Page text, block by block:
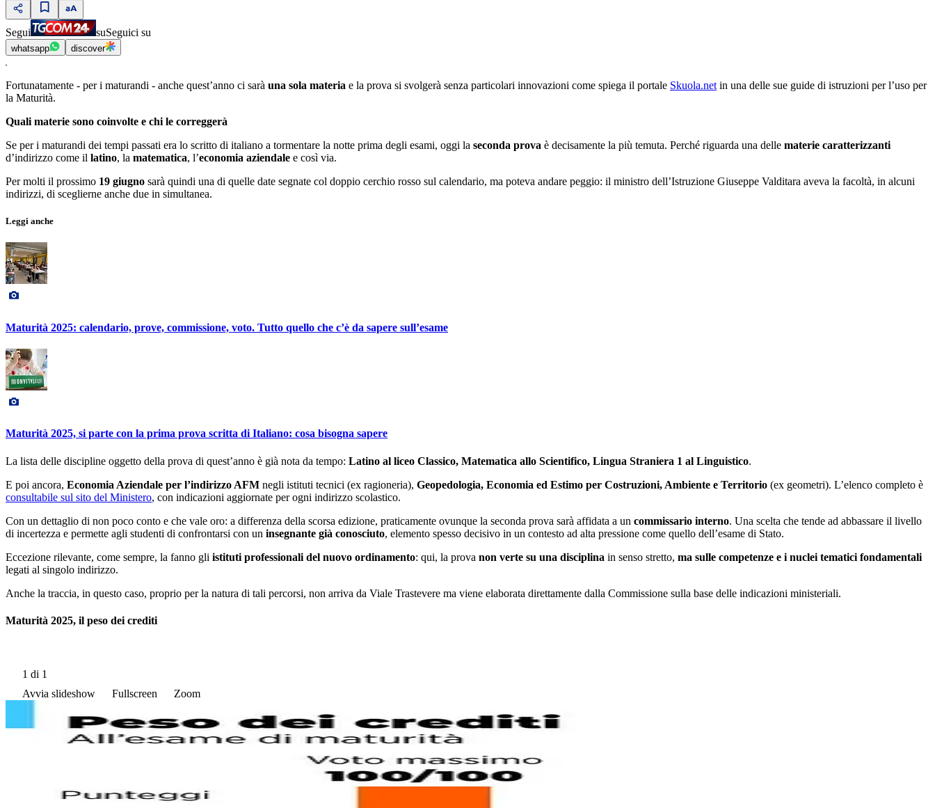
Segui suSeguici su
whatsapp discover
Fortunatamente - per i maturandi - anche quest’anno ci sarà una sola materia e la prova si svolgerà senza particolari innovazioni come spiega il portale Skuola.net in una delle sue guide di istruzioni per l’uso per
la Maturità.
Quali materie sono coinvolte e chi le correggerà
Se per i maturandi dei tempi passati era lo scritto di italiano a tormentare la notte prima degli esami, oggi la seconda prova è decisamente la più temuta. Perché riguarda una delle materie caratterizzanti
d’indirizzo come il latino, la matematica, l’economia aziendale e così via.
Per molti il prossimo 19 giugno sarà quindi una di quelle date segnate col doppio cerchio rosso sul calendario, ma poteva andare peggio: il ministro dell’Istruzione Giuseppe Valditara aveva la facoltà, in alcuni
indirizzi, di sceglierne anche due in simultanea.
Leggi anche
Maturità 2025: calendario, prove, commissione, voto. Tutto quello che c’è da sapere sull’esame
Maturità 2025, si parte con la prima prova scritta di Italiano: cosa bisogna sapere
La lista delle discipline oggetto della prova di quest’anno è già nota da tempo: Latino al liceo Classico, Matematica allo Scientifico, Lingua Straniera 1 al Linguistico.
E poi ancora, Economia Aziendale per l’indirizzo AFM negli istituti tecnici (ex ragioneria), Geopedologia, Economia ed Estimo per Costruzioni, Ambiente e Territorio (ex geometri). L’elenco completo è
consultabile sul sito del Ministero, con indicazioni aggiornate per ogni indirizzo scolastico.
Con un dettaglio di non poco conto e che vale oro: a differenza della scorsa edizione, praticamente ovunque la seconda prova sarà affidata a un commissario interno. Una scelta che tende ad abbassare il livello
di incertezza e permette agli studenti di confrontarsi con un insegnante già conosciuto, elemento spesso decisivo in un contesto ad alta pressione come quello dell’esame di Stato.
Eccezione rilevante, come sempre, la fanno gli istituti professionali del nuovo ordinamento: qui, la prova non verte su una disciplina in senso stretto, ma sulle competenze e i nuclei tematici fondamentali
legati al singolo indirizzo.
Anche la traccia, in questo caso, proprio per la natura di tali percorsi, non arriva da Viale Trastevere ma viene elaborata direttamente dalla Commissione sulla base delle indicazioni ministeriali.
Maturità 2025, il peso dei crediti
1 di 1
Avvia slideshow
Fullscreen Zoom